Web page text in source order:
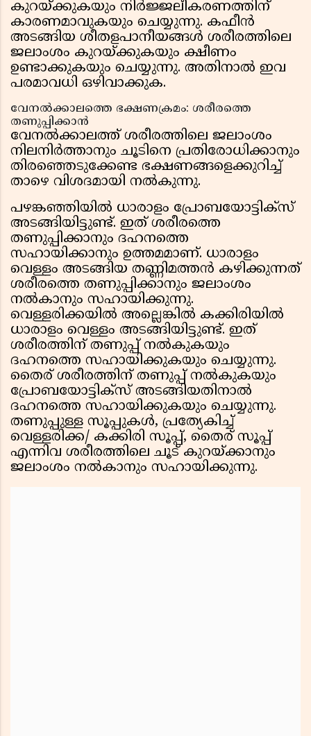
കുറയ്ക്കുകയും നിർജ്ജലീകരണത്തിന്
കാരണമാവുകയും ചെയ്യുന്നു. കഫീൻ
അടങ്ങിയ ശീതളപാനീയങ്ങൾ ശരീരത്തിലെ
ജലാംശം കുറയ്ക്കുകയും ക്ഷീണം
ഉണ്ടാക്കുകയും ചെയ്യുന്നു. അതിനാൽ ഇവ
പരമാവധി ഒഴിവാക്കുക.
വേനൽക്കാലത്തെ ഭക്ഷണക്രമം: ശരീരത്തെ
തണുപ്പിക്കാൻ
വേനൽക്കാലത്ത് ശരീരത്തിലെ ജലാംശം
നിലനിർത്താനും ചൂടിനെ പ്രതിരോധിക്കാനും
തിരഞ്ഞെടുക്കേണ്ട ഭക്ഷണങ്ങളെക്കുറിച്ച്
താഴെ വിശദമായി നൽകുന്നു.
പഴങ്കഞ്ഞിയിൽ ധാരാളം പ്രോബയോട്ടിക്‌സ്
അടങ്ങിയിട്ടുണ്ട്. ഇത് ശരീരത്തെ
തണുപ്പിക്കാനും ദഹനത്തെ
സഹായിക്കാനും ഉത്തമമാണ്. ധാരാളം
വെള്ളം അടങ്ങിയ തണ്ണിമത്തൻ കഴിക്കുന്നത്
ശരീരത്തെ തണുപ്പിക്കാനും ജലാംശം
നൽകാനും സഹായിക്കുന്നു.
വെള്ളരിക്കയിൽ അല്ലെങ്കിൽ കക്കിരിയിൽ
ധാരാളം വെള്ളം അടങ്ങിയിട്ടുണ്ട്. ഇത്
ശരീരത്തിന് തണുപ്പ് നൽകുകയും
ദഹനത്തെ സഹായിക്കുകയും ചെയ്യുന്നു.
തൈര് ശരീരത്തിന് തണുപ്പ് നൽകുകയും
പ്രോബയോട്ടിക്‌സ് അടങ്ങിയതിനാൽ
ദഹനത്തെ സഹായിക്കുകയും ചെയ്യുന്നു.
തണുപ്പുള്ള സൂപ്പുകൾ, പ്രത്യേകിച്ച്
വെള്ളരിക്ക/ കക്കിരി സൂപ്പ്, തൈര് സൂപ്പ്
എന്നിവ ശരീരത്തിലെ ചൂട് കുറയ്ക്കാനും
ജലാംശം നൽകാനും സഹായിക്കുന്നു.